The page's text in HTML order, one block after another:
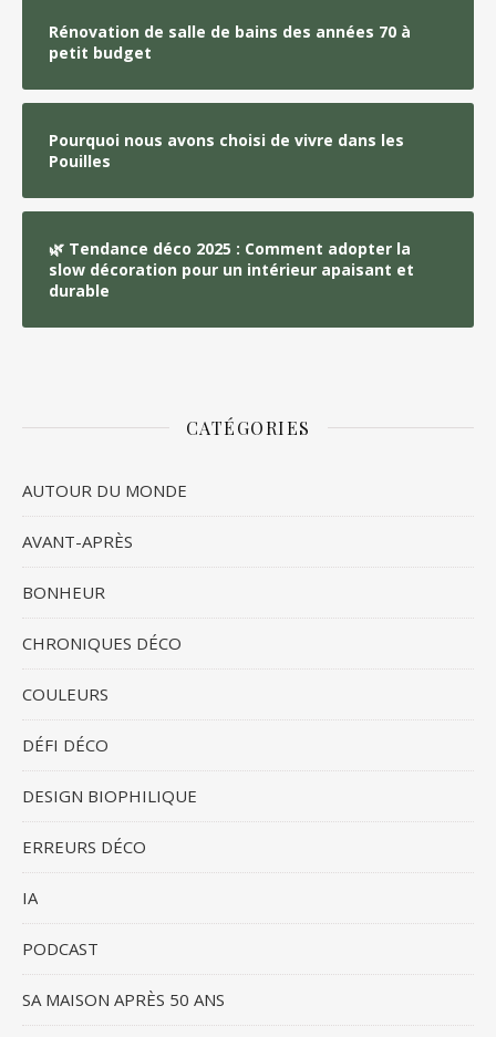
Rénovation de salle de bains des années 70 à
petit budget
Pourquoi nous avons choisi de vivre dans les
Pouilles
🌿 Tendance déco 2025 : Comment adopter la
slow décoration pour un intérieur apaisant et
durable
CATÉGORIES
AUTOUR DU MONDE
AVANT-APRÈS
BONHEUR
CHRONIQUES DÉCO
COULEURS
DÉFI DÉCO
DESIGN BIOPHILIQUE
ERREURS DÉCO
IA
PODCAST
SA MAISON APRÈS 50 ANS